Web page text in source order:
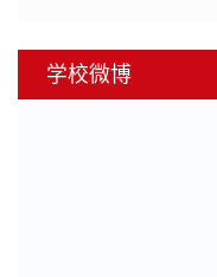
学校微博